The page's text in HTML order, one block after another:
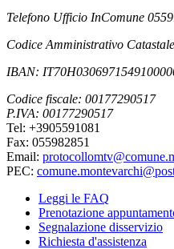
Telefono Ufficio InComune
Codice Amministrativo
IBAN:
Codice fiscale: 00177290517
P.IVA: 00177290517
Tel: +3905591081
Fax: 055982851
Email:
PEC:
Leggi le FAQ
Prenotazione
Segnalazione disservizio
Richiesta d'assistenza